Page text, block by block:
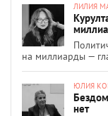
ЛИЛИЯ
на миллиарды —
ЮЛИЯ
нет